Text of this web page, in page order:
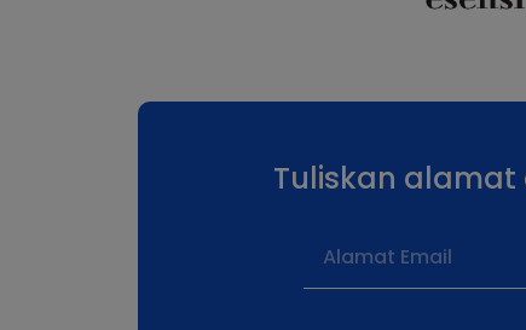
Tuliskan